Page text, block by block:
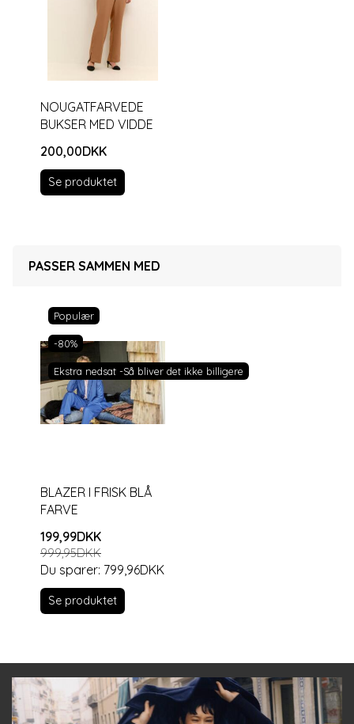
NOUGATFARVEDE
BUKSER MED VIDDE
200,00DKK
Se produktet
PASSER SAMMEN MED
Populær
-80%
Ekstra nedsat -Så bliver det ikke billigere
BLAZER I FRISK BLÅ
FARVE
199,99DKK
999,95DKK
Du sparer: 799,96DKK
Se produktet